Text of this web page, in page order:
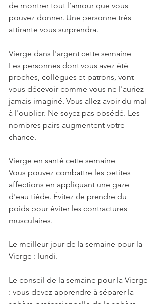
de montrer tout l’amour que vous
pouvez donner. Une personne très
attirante vous surprendra.
Vierge dans l'argent cette semaine
Les personnes dont vous avez été
proches, collègues et patrons, vont
vous décevoir comme vous ne l'auriez
jamais imaginé. Vous allez avoir du mal
à l'oublier. Ne soyez pas obsédé. Les
nombres pairs augmentent votre
chance.
Vierge en santé cette semaine
Vous pouvez combattre les petites
affections en appliquant une gaze
d'eau tiède. Évitez de prendre du
poids pour éviter les contractures
musculaires.
Le meilleur jour de la semaine pour la
Vierge : lundi.
Le conseil de la semaine pour la Vierge
: vous devez apprendre à séparer la